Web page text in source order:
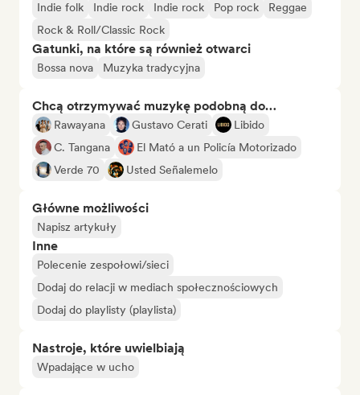
Indie folk
Indie rock Indie rock Pop rock
Reggae
Rock & Roll/Classic Rock
Gatunki, na które są również otwarci
Bossa nova Muzyka tradycyjna
Chcą otrzymywać muzykę podobną do…
Rawayana Gustavo Cerati
Libido
C. Tangana
El Mató a un Policía Motorizado
Verde 70
Usted Señalemelo
Główne możliwości
Napisz artykuły
Inne
Polecenie zespołowi/sieci
Dodaj do relacji w mediach społecznościowych
Dodaj do playlisty (playlista)
Nastroje, które uwielbiają
Wpadające w ucho